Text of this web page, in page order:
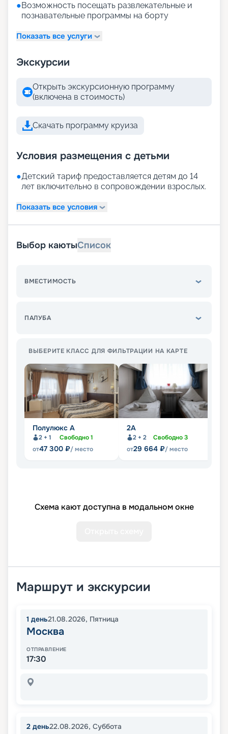
●Возможность посещать развлекательные и
познавательные программы на борту
Показать все услуги
Экскурсии
Открыть экскурсионную программу
(включена в стоимость)
Скачать программу круиза
Условия размещения с детьми
●Детский тариф предоставляется детям до 14
лет включительно в сопровождении взрослых.
Показать все условия
Выбор каютыСписок
ВМЕСТИМОСТЬ
ПАЛУБА
ВЫБЕРИТЕ КЛАСС ДЛЯ ФИЛЬТРАЦИИ НА КАРТЕ
Полулюкс А
2 + 1 Свободно1
от47 300 ₽/ место
2А
2 + 2 Свободно3
от29 664 ₽/ место
Схема кают доступна в модальном окне
Маршрут и экскурсии
1 день21.08.2026, Пятница
Москва
ОТПРАВЛЕНИЕ
17:30
2 день22.08.2026, Суббота